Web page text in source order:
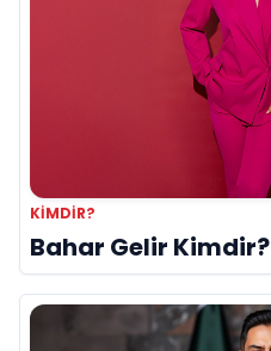
KIMDIR?
Bahar Gelir Kimdir?